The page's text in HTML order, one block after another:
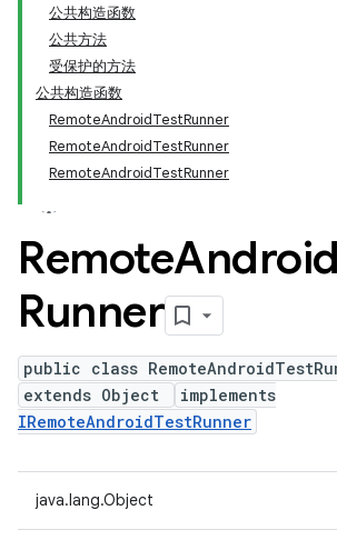
公共构造函数
公共方法
受保护的方法
公共构造函数
RemoteAndroidTestRunner
RemoteAndroidTestRunner
RemoteAndroidTestRunner
RemoteAndroid
Runner
public class
extends Object
implements
IRemoteAndroidTestRunner
java.lang.Object